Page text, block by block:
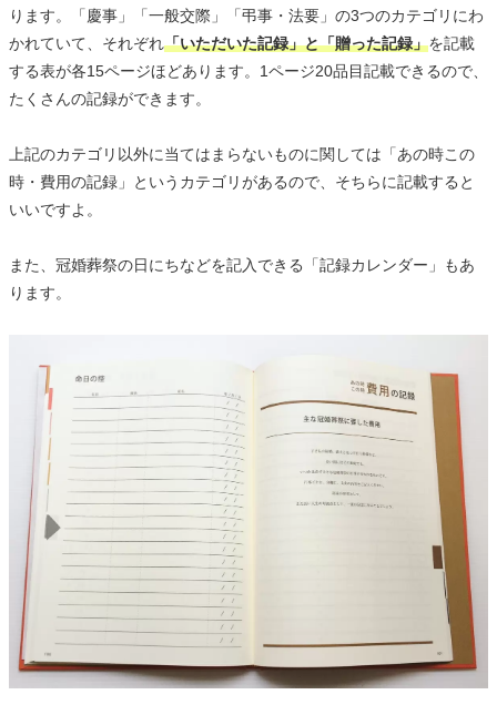
ります。「慶事」「一般交際」「弔事・法要」の3つのカテゴリにわ
かれていて、それぞれ「いただいた記録」と「贈った記録」を記載
する表が各15ページほどあります。1ページ20品目記載できるので、
たくさんの記録ができます。
上記のカテゴリ以外に当てはまらないものに関しては「あの時この
時・費用の記録」というカテゴリがあるので、そちらに記載すると
いいですよ。
また、冠婚葬祭の日にちなどを記入できる「記録カレンダー」もあ
ります。